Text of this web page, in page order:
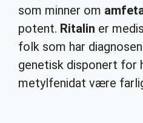
som minner om
potent. Ritalin er
folk som har
genetisk disponert for
metylfenidat være